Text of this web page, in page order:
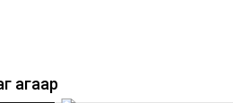
агаар